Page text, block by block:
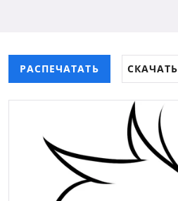
РАСПЕЧАТАТЬ СКАЧАТЬ